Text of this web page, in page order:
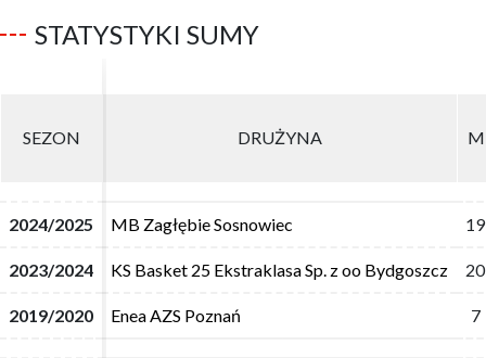
STATYSTYKI SUMY
SEZON DRUŻYNA M
2024/2025 MB Zagłębie Sosnowiec 19
2023/2024 KS Basket 25 Ekstraklasa Sp. z oo Bydgoszcz 20
2019/2020 Enea AZS Poznań 7
SEZON DRUŻYNA M
2024/2025 MB Zagłębie Sosnowiec 19
2023/2024 KS Basket 25 Ekstraklasa Sp. z oo Bydgoszcz 20
2019/2020 Enea AZS Poznań 7